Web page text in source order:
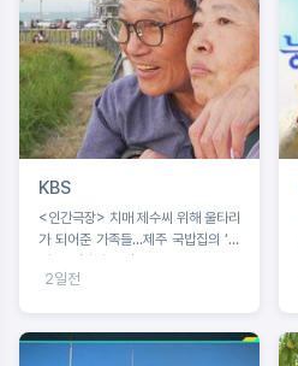
KBS
<인간극장> 치매 제수씨 위해 울타리
가 되어준 가족들...제주 국밥집의 ‘빠
2일전